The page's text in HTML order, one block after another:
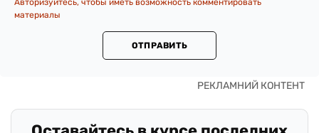
Авторизуйтесь, чтобы иметь возможность комментировать
материалы
ОТПРАВИТЬ